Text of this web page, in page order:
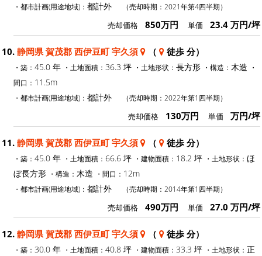
・都市計画(用途地域)： 都計外 （売却時期：2021年第4四半期）
売却価格 850万円 単価 23.4 万円/坪
10. 静岡県 賀茂郡 西伊豆町 宇久須 （ 徒歩 分）
・築： 45.0 年 ・土地面積： 36.3 坪 ・土地形状： 長方形 ・構造： 木造
・
間口： 11.5m
・都市計画(用途地域)： 都計外 （売却時期：2022年第1四半期）
売却価格 130万円 単価 万円/坪
11. 静岡県 賀茂郡 西伊豆町 宇久須 （ 徒歩 分）
・築： 45.0 年 ・土地面積： 66.6 坪 ・建物面積： 18.2 坪 ・土地形状： ほ
ぼ長方形 ・構造： 木造 ・間口： 12m
・都市計画(用途地域)： 都計外 （売却時期：2014年第1四半期）
売却価格 490万円 単価 27.0 万円/坪
12. 静岡県 賀茂郡 西伊豆町 宇久須 （ 徒歩 分）
・築： 30.0 年 ・土地面積： 40.8 坪 ・建物面積： 33.3 坪 ・土地形状： 正